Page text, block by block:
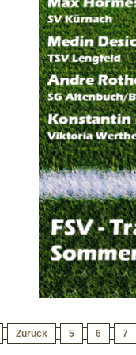
Zurück 5 6 7